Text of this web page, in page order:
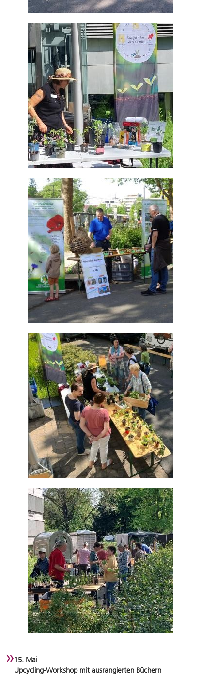
15. Mai
Upcycling-Workshop mit ausrangierten Büchern